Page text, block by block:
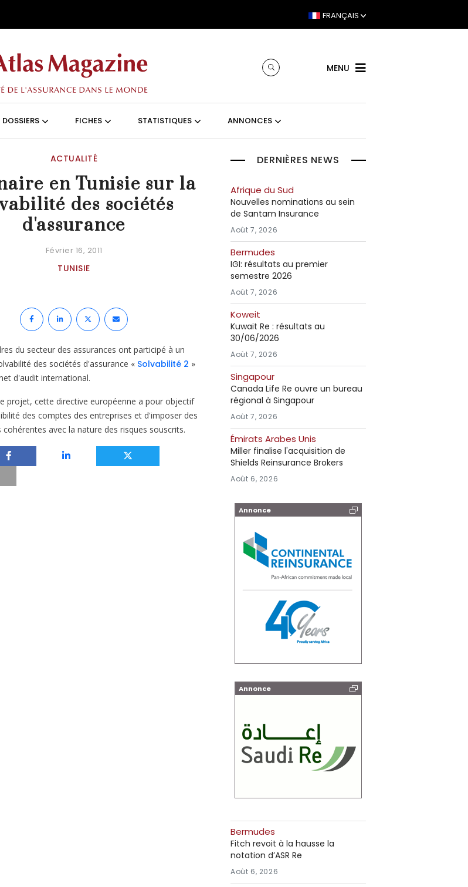
FRANÇAIS
MENU
DOSSIERS FICHES STATISTIQUES ANNONCES
ACTUALITÉ
en Tunisie sur la
des sociétés
d'assurance
Février 16, 2011
TUNISIE
du secteur des assurances ont participé à un
des sociétés d'assurance « Solvabilité 2 »
d'audit international.
projet, cette directive européenne a pour objectif
des comptes des entreprises et d'imposer des
avec la nature des risques souscrits.
DERNIÈRES NEWS
Afrique du Sud
Nouvelles nominations au sein
de Santam Insurance
Août 7, 2026
Bermudes
IGI: résultats au premier
semestre 2026
Août 7, 2026
Koweit
Kuwait Re : résultats au
30/06/2026
Août 7, 2026
Singapour
Canada Life Re ouvre un bureau
régional à Singapour
Août 7, 2026
Émirats Arabes Unis
Miller finalise l'acquisition de
Shields Reinsurance Brokers
Août 6, 2026
Annonce
Annonce
Bermudes
Fitch revoit à la hausse la
notation d’ASR Re
Août 6, 2026